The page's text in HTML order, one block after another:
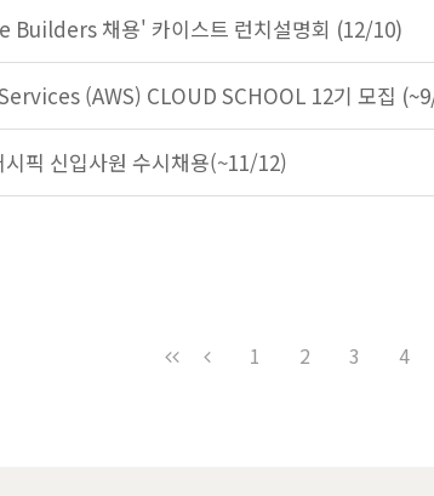
Builders 채용' 카이스트 런치설명회 (12/10)
(AWS) CLOUD SCHOOL 12기 모집
픽 신입사원 수시채용(~11/12)
1 2 3 4